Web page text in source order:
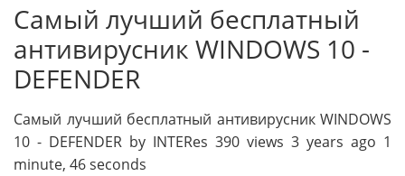
Самый лучший бесплатный
антивирусник WINDOWS 10 -
DEFENDER
Самый лучший бесплатный антивирусник WINDOWS
10 - DEFENDER by INTERes 390 views 3 years ago 1
minute, 46 seconds